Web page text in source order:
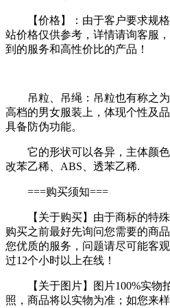
【价格】：由于客户要求规格
站价格仅供参考，详情请询客服
到的服务和高性价比的产品！
吊粒、吊绳：吊粒也有称之为
高档的男女服装上，体现个性及
具备防伪功能。
它的形状可以各异，主体颜色
改苯乙稀、ABS、透苯乙稀.
===购买须知===
【关于购买】由于商标的特殊
购买之前最好先询问您需要的商
您优质的服务，问题请尽可能客
过12个小时以上在线！
【关于图片】图片100%实物
照，商品将以实物为准；如您来